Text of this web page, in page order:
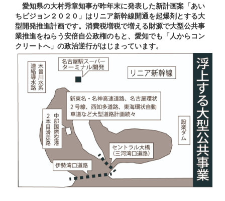
愛知県の大村秀章知事が昨年末に発表した新計画案「あい
ちビジョン２０２０」はリニア新幹線開通を起爆剤とする大
型開発推進計画です。消費税増税で増える財源で大型公共事
業推進をねらう安倍自公政権のもと、愛知でも「人からコン
クリートへ」の政治逆行がはじまっています。